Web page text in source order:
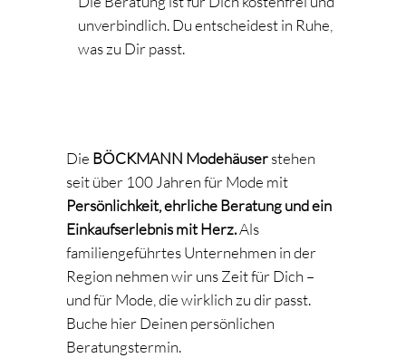
unverbindlich. Du entscheidest in Ruhe,
was zu Dir passt.
Die BÖCKMANN Modehäuserstehen
seit über 100 Jahren für Mode mit
Persönlichkeit, ehrliche Beratung und ein
Einkaufserlebnis mit Herz.Als
familiengeführtes Unternehmen in der
Region nehmen wir uns Zeit für Dich –
und für Mode, die wirklich zu dir passt.
Buche hier Deinen persönlichen
Beratungstermin.